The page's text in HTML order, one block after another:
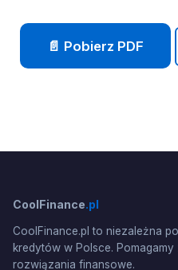
📄 Pobierz PDF
CoolFinance.pl
CoolFinance.pl to niezależna
kredytów w Polsce.
rozwiązania finansowe.